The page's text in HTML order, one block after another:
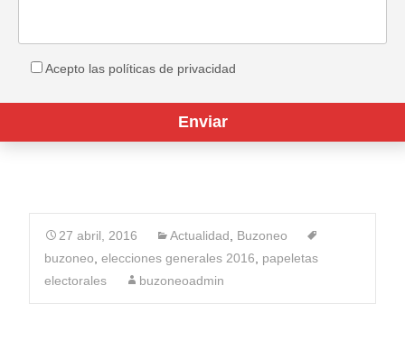
Acepto las políticas de privacidad
27 abril, 2016 Actualidad
Buzoneo
buzoneo elecciones generales 2016
papeletas
electorales
buzoneoadmin